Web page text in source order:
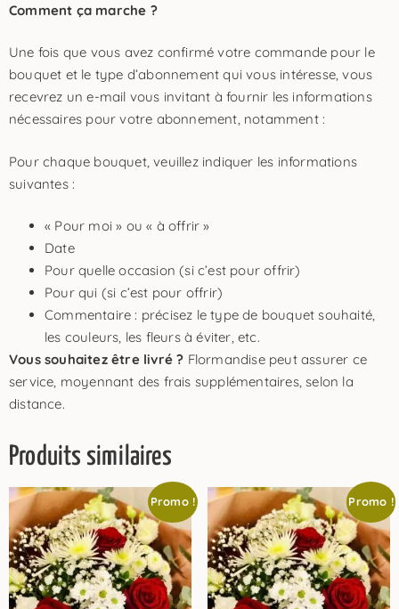
Comment ça marche ?
Une fois que vous avez confirmé votre commande pour le
bouquet et le type d’abonnement qui vous intéresse, vous
recevrez un e-mail vous invitant à fournir les informations
nécessaires pour votre abonnement, notamment :
Pour chaque bouquet, veuillez indiquer les informations
suivantes :
« Pour moi » ou « à offrir »
Date
Pour quelle occasion (si c’est pour offrir)
Pour qui (si c’est pour offrir)
Commentaire : précisez le type de bouquet souhaité,
les couleurs, les fleurs à éviter, etc.
Vous souhaitez être livré ? Flormandise peut assurer ce
service, moyennant des frais supplémentaires, selon la
distance.
Produits similaires
Promo ! Promo !